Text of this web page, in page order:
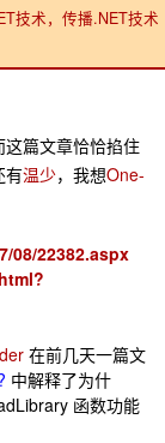
技术，传播.NET技术
篇文章恰恰掐住
有温少，我想One-
08/22382.aspx
在前几天一篇文
中解释了为什
函数功能